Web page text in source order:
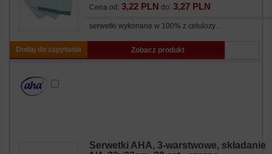
Cena od: 3,22 PLN do: 3,27 PLN
serwetki wykonane w 100% z celulozy…
Dodaj do zapytania Zobacz produkt
Serwetki AHA, 3-warstwowe, składanie